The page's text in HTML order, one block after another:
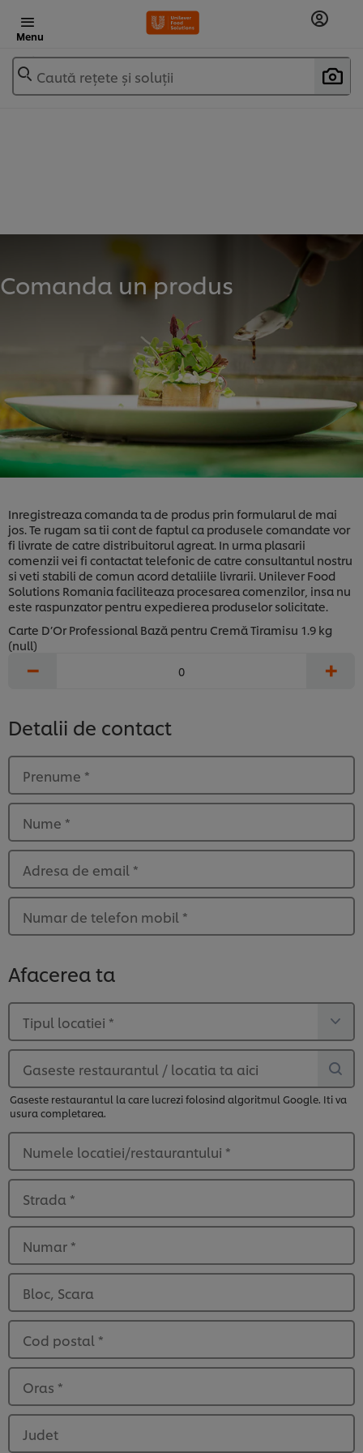
Menu
Caută rețete și soluții
Comanda un produs
Inregistreaza comanda ta de produs prin formularul de mai
jos. Te rugam sa tii cont de faptul ca produsele comandate vor
fi livrate de catre distribuitorul agreat. In urma plasarii
comenzii vei fi contactat telefonic de catre consultantul nostru
si veti stabili de comun acord detaliile livrarii. Unilever Food
Solutions Romania faciliteaza procesarea comenzilor, insa nu
este raspunzator pentru expedierea produselor solicitate.
Carte D’Or Professional Bază pentru Cremă Tiramisu 1.9 kg
(null)
− +
Detalii de contact
Prenume *
Nume *
Adresa de email *
Numar de telefon mobil *
Afacerea ta
Tipul locatiei *
Gaseste restaurantul / locatia ta aici
Gaseste restaurantul la care lucrezi folosind algoritmul Google. Iti va
usura completarea.
Numele locatiei/restaurantului *
Strada *
Numar *
Bloc, Scara
Cod postal *
Oras *
Judet